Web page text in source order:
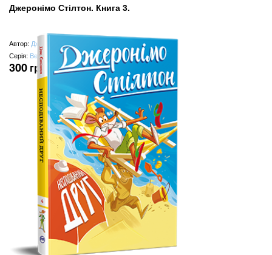
Джеронімо Стілтон. Книга 3.
Автор: Джеронімо Стілтон
Серія: Веселі історії
300 грн